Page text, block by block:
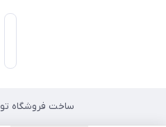
ساخت فروشگاه